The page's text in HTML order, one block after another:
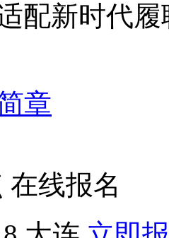
配新时代
章
在线报名